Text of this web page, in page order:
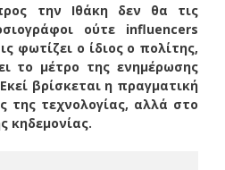
την Ιθάκη δεν θα τις
ούτε influencers
φωτίζει ο ίδιος ο πολίτης,
το μέτρο της ενημέρωσης
βρίσκεται η πραγματική
της τεχνολογίας, αλλά στο
κηδεμονίας.